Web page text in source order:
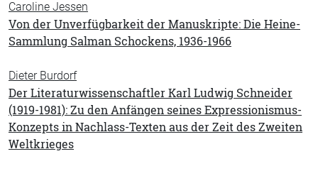
Caroline Jessen
Von der Unverfügbarkeit der Manuskripte: Die Heine-
Sammlung Salman Schockens, 1936-1966
Dieter Burdorf
Der Literaturwissenschaftler Karl Ludwig Schneider
(1919-1981): Zu den Anfängen seines Expressionismus-
Konzepts in Nachlass-Texten aus der Zeit des Zweiten
Weltkrieges